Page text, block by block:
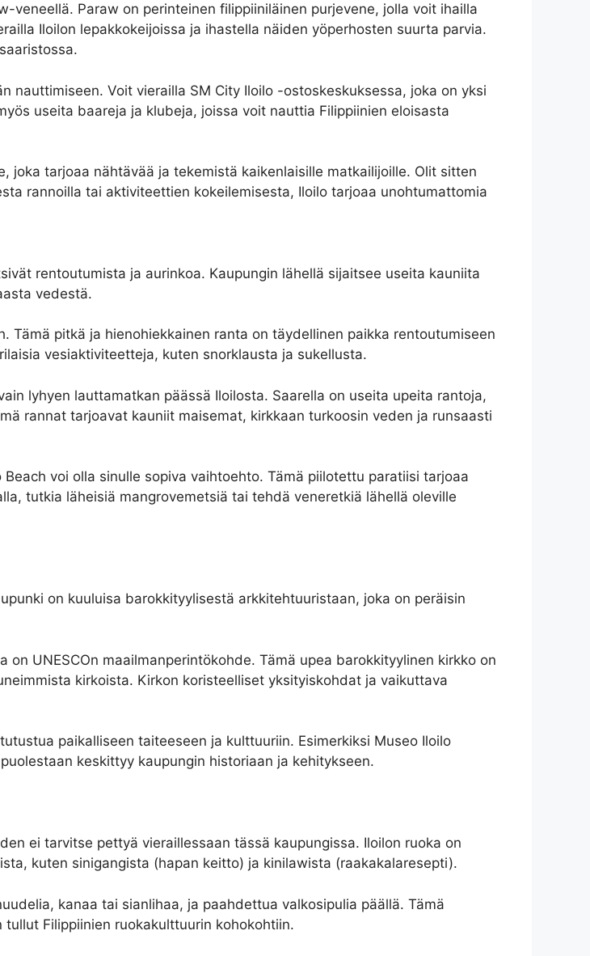
Paraw on perinteinen filippiiniläinen purjevene, jolla voit ihailla
Iloilon lepakkokeijoissa ja ihastella näiden yöperhosten suurta parvia.
nauttimiseen. Voit vierailla SM City Iloilo -ostoskeskuksessa, joka on yksi
useita baareja ja klubeja, joissa voit nauttia Filippiinien eloisasta
joka tarjoaa nähtävää ja tekemistä kaikenlaisille matkailijoille. Olit sitten
rannoilla tai aktiviteettien kokeilemisesta, Iloilo tarjoaa unohtumattomia
rentoutumista ja aurinkoa. Kaupungin lähellä sijaitsee useita kauniita
vedestä.
Tämä pitkä ja hienohiekkainen ranta on täydellinen paikka rentoutumiseen
vesiaktiviteetteja, kuten snorklausta ja sukellusta.
lyhyen lauttamatkan päässä Iloilosta. Saarella on useita upeita rantoja,
rannat tarjoavat kauniit maisemat, kirkkaan turkoosin veden ja runsaasti
voi olla sinulle sopiva vaihtoehto. Tämä piilotettu paratiisi tarjoaa
tutkia läheisiä mangrovemetsiä tai tehdä veneretkiä lähellä oleville
on kuuluisa barokkityylisestä arkkitehtuuristaan, joka on peräisin
UNESCOn maailmanperintökohde. Tämä upea barokkityylinen kirkko on
kirkoista. Kirkon koristeelliset yksityiskohdat ja vaikuttava
paikalliseen taiteeseen ja kulttuuriin. Esimerkiksi Museo Iloilo
keskittyy kaupungin historiaan ja kehitykseen.
ei tarvitse pettyä vieraillessaan tässä kaupungissa. Iloilon ruoka on
kuten sinigangista (hapan keitto) ja kinilawista (raakakalaresepti).
kanaa tai sianlihaa, ja paahdettua valkosipulia päällä. Tämä
Filippiinien ruokakulttuurin kohokohtiin.